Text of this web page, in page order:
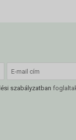
szabályzatban